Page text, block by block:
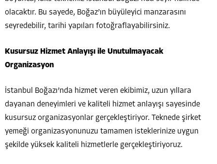
olacaktır. Bu sayede, Boğaz’ın büyüleyici manzarasını
seyredebilir, tarihi yapıları fotoğraflayabilirsiniz.
Kusursuz Hizmet Anlayışı ile Unutulmayacak
Organizasyon
İstanbul Boğazı’nda hizmet veren ekibimiz, uzun yıllara
dayanan deneyimleri ve kaliteli hizmet anlayışı sayesinde
kusursuz organizasyonlar gerçekleştiriyor. Teknede şirket
yemeği organizasyonunuzu tamamen isteklerinize uygun
şekilde yüksek kaliteli hizmetlerle gerçekleştiriyoruz.